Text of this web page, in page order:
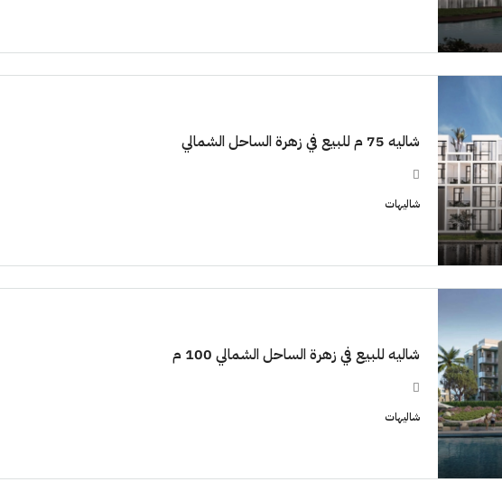
شاليه 75 م للبيع في زهرة الساحل الشمالي
شاليهات
شاليه للبيع في زهرة الساحل الشمالي 100 م
شاليهات
سنوات [ابراج ساويرس]
وقسط حتي ١٠ سنوات ( عاين وحدتك)